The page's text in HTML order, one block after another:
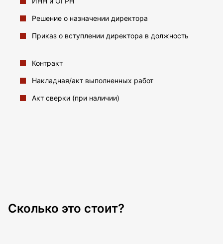
Решение о назначении директора
Приказ о вступлении директора в должность
Контракт
Накладная/акт выполненных работ
Акт сверки (при наличии)
Сколько это стоит?